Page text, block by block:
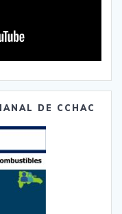
DE CCHAC